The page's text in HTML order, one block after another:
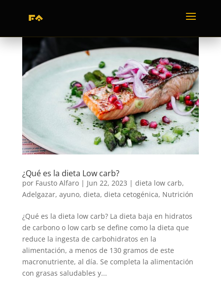
¿Qué es la dieta Low carb?
por Fausto Alfaro| Jun 22, 2023 | dieta low carb,
Adelgazar, ayuno, dieta, dieta cetogénica, Nutrición
¿Qué es la dieta low carb? La dieta baja en hidratos
de carbono o low carb se define como la dieta que
reduce la ingesta de carbohidratos en la
alimentación, a menos de 130 gramos de este
macronutriente, al día. Se completa la alimentación
con grasas saludables y...